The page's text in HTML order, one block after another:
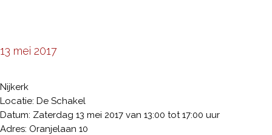
13 mei 2017
Nijkerk
Locatie: De Schakel
Datum: Zaterdag 13 mei 2017 van 13:00 tot 17:00 uur
Adres: Oranjelaan 10